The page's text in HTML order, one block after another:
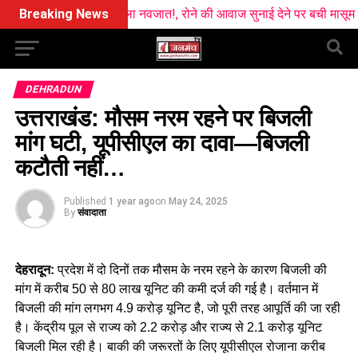
Breaking News
पास मिला नवजात!, रोने की आवाज सुनाई देने पर बची मासूम की जान
DEHRADUN
उत्तराखंड: मौसम नरम रहने पर बिजली
मांग घटी, यूपीसीएल का दावा—बिजली
कटौती नहीं…
Published 1 year agoon May 24, 2025
By संवादाता
देहरादून: प्रदेश में दो दिनों तक मौसम के नरम रहने के कारण बिजली की
मांग में करीब 50 से 80 लाख यूनिट की कमी दर्ज की गई है। वर्तमान में
बिजली की मांग लगभग 4.9 करोड़ यूनिट है, जो पूरी तरह आपूर्ति की जा रही
है। केंद्रीय पूल से राज्य को 2.2 करोड़ और राज्य से 2.1 करोड़ यूनिट
बिजली मिल रही है। बाकी की जरूरतों के लिए यूपीसीएल रोजाना करीब